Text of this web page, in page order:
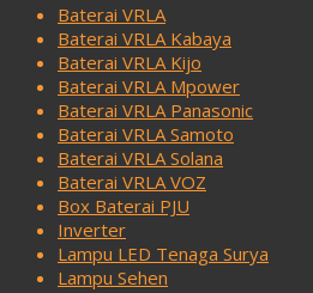
Baterai VRLA
Baterai VRLA Kabaya
Baterai VRLA Kijo
Baterai VRLA Mpower
Baterai VRLA Panasonic
Baterai VRLA Samoto
Baterai VRLA Solana
Baterai VRLA VOZ
Box Baterai PJU
Inverter
Lampu LED Tenaga Surya
Lampu Sehen